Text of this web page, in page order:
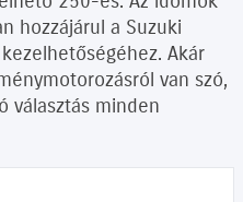
hozzájárul a Suzuki
Akár
van szó,
választás minden